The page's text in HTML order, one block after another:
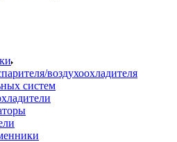
воздухоохладителя
систем